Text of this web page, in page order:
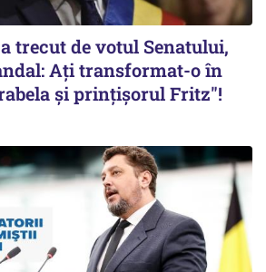
trecut de votul Senatului,
Ați transformat-o în
şi prinţişorul Fritz"!